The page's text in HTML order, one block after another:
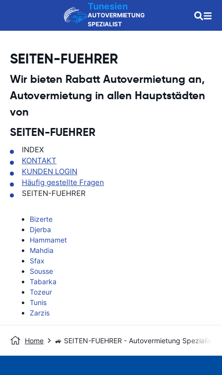
Tunesien
AUTOVERMIETUNG
SPEZIALIST
SEITEN-FUEHRER
Wir bieten Rabatt Autovermietung an,
Autovermietung in allen Hauptstädten
von
SEITEN-FUEHRER
INDEX
KONTAKT
KUNDEN LOGIN
Häufig gestellte Fragen
SEITEN-FUEHRER
Bizerte
Djerba
Hammamet
Mahdia
Sfax
Sousse
Tabarka
Tozeur
Tunis
Zarzis
Home 🚙 SEITEN-FUEHRER - Autovermietung Spezialist